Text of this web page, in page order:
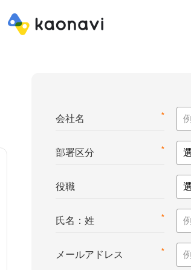
*
会社名
*
部署区分
役職
*
氏名：姓
*
メールアドレス